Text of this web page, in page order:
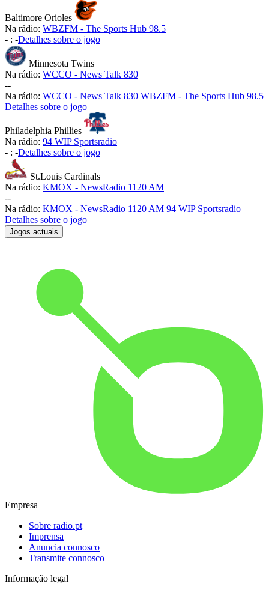
Baltimore Orioles
Na rádio: WBZFM - The Sports Hub 98.5
- : -Detalhes sobre o jogo
Minnesota Twins
Na rádio: WCCO - News Talk 830
--
Na rádio: WCCO - News Talk 830 WBZFM - The Sports Hub 98.5
Detalhes sobre o jogo
Philadelphia Phillies
Na rádio: 94 WIP Sportsradio
- : -Detalhes sobre o jogo
St.Louis Cardinals
Na rádio: KMOX - NewsRadio 1120 AM
--
Na rádio: KMOX - NewsRadio 1120 AM 94 WIP Sportsradio
Detalhes sobre o jogo
Jogos actuais
Empresa
Sobre radio.pt
Imprensa
Anuncia connosco
Transmite connosco
Informação legal